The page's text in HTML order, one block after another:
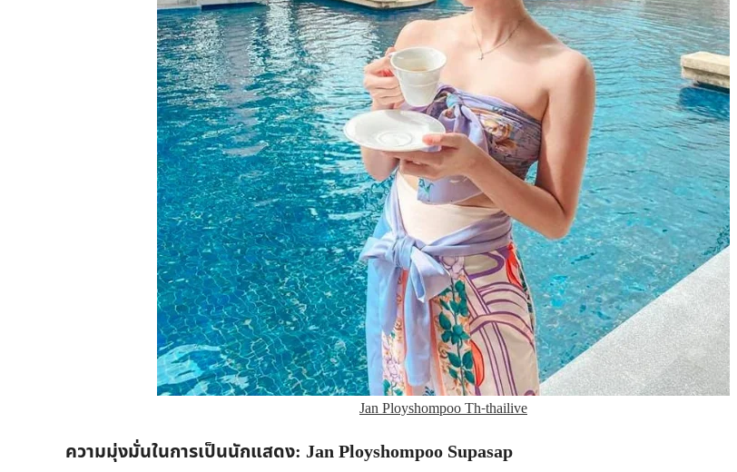
Jan Ployshompoo Th-thailive
ความมุ่งมั่นในการเป็นนักแสดง: Jan Ployshompoo Supasap